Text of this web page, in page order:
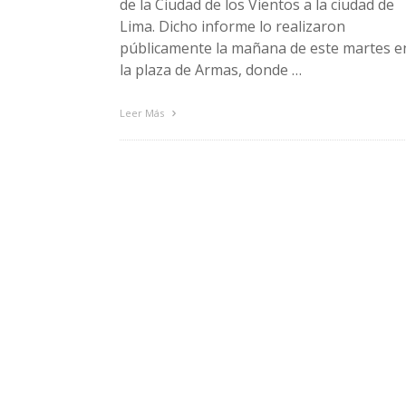
de la Ciudad de los Vientos a la ciudad de
Lima. Dicho informe lo realizaron
públicamente la mañana de este martes
la plaza de Armas, donde …
Leer Más